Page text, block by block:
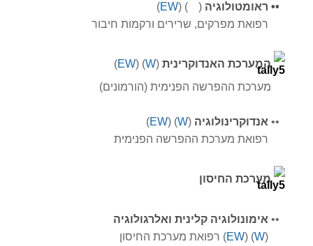
•
• ראומטולוגיה (
) (
EW
)
רפואת מפרקים, שרירים ורקמות חיבור
המערכת האנדוקרינית (
W
) (
EW
)
מערכת ההפרשה הפנימית (הורמונים)
•
• אנדוקרינולוגיה (
W
) (
EW
)
רפואת מערכת ההפרשה הפנימית
מערכת החיסון
•
• אימונולוגיה קלינית ואלרגולוגיה
(
W
) (
EW
) רפואת מערכת החיסון